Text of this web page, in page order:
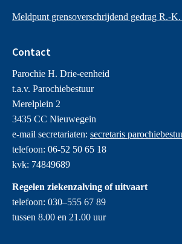
Meldpunt grensoverschrijdend gedrag R.-
Contact
Parochie H. Drie-eenheid
t.a.v. Parochiebestuur
Merelplein 2
3435 CC Nieuwegein
e-mail secretariaten: secretaris
telefoon: 06-52 50 65 18
kvk: 74849689
Regelen ziekenzalving of uitvaart
telefoon: 030–555 67 89
tussen 8.00 en 21.00 uur